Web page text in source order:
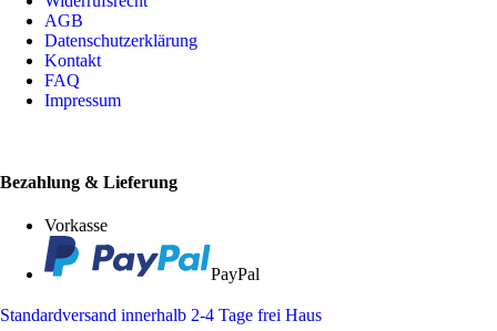
AGB
Datenschutzerklärung
Kontakt
FAQ
Impressum
Bezahlung & Lieferung
Vorkasse
PayPal
Standardversand innerhalb 2-4 Tage frei Haus